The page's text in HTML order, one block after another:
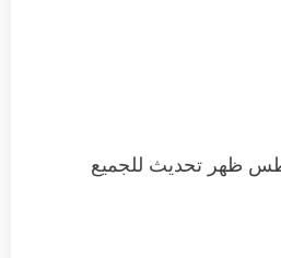
أغسطس ظهر تحديث للجميع